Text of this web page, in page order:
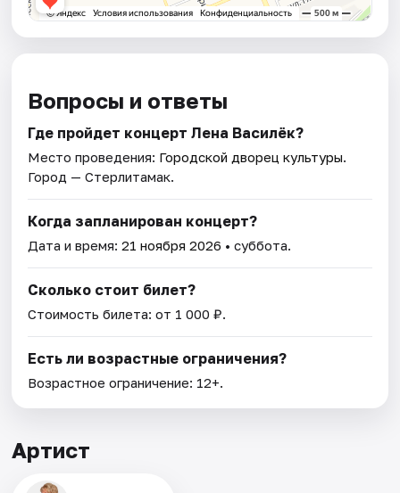
Вопросы и ответы
Где пройдет концерт Лена Василёк?
Место проведения: Городской дворец культуры.
Город — Стерлитамак.
Когда запланирован концерт?
Дата и время:21 ноября 2026 • суббота.
Сколько стоит билет?
Стоимость билета: от 1 000 ₽.
Есть ли возрастные ограничения?
Возрастное ограничение: 12+.
Артист